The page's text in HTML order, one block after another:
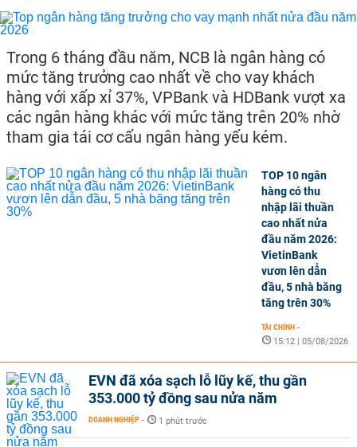
Trong 6 tháng đầu năm, NCB là ngân hàng có
mức tăng trưởng cao nhất về cho vay khách
hàng với xấp xỉ 37%, VPBank và HDBank vượt xa
các ngân hàng khác với mức tăng trên 20% nhờ
tham gia tái cơ cấu ngân hàng yếu kém.
TOP 10 ngân
hàng có thu
nhập lãi thuần
cao nhất nửa
đầu năm 2026:
VietinBank
vươn lên dẫn
đầu, 5 nhà băng
tăng trên 30%
TÀI CHÍNH -
15:12 | 05/08/2026
EVN đã xóa sạch lỗ lũy kế, thu gần
353.000 tỷ đồng sau nửa năm
DOANH NGHIỆP - 1 phút trước